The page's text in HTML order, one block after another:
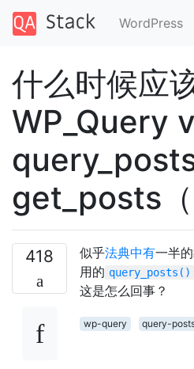
WordPress
什么时候应
WP_Query
get_posts（
418 似乎法典中有一半
用的 query_posts()
这是怎么回事？
wp-query query-